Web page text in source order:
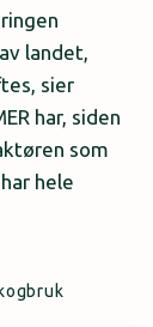
landet,
sier
har, siden
som
hele